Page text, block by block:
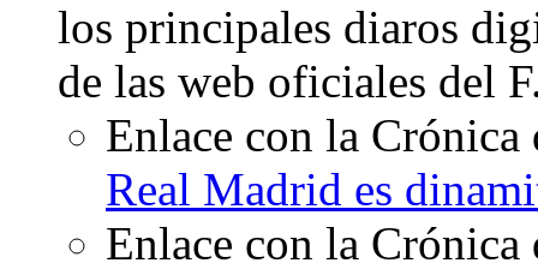
los principales diaros
de las web oficiales del
Enlace con la
Real Madrid es
Enlace con la